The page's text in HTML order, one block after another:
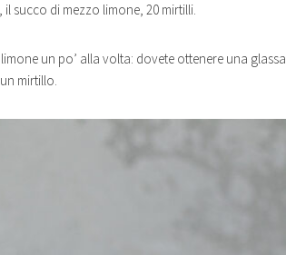
succo di mezzo limone, 20 mirtilli.
un po’ alla volta: dovete ottenere una glassa
mirtillo.